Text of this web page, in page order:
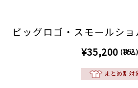
ビッグロゴ・スモールシ
¥35,200 (税込)
まとめ割対